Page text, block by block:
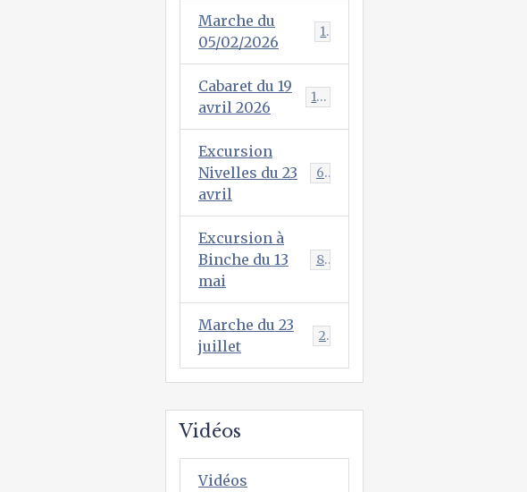
Marche du
05/02/2026
1
Cabaret du 19
avril 2026
146
Excursion
Nivelles du 23
avril
68
Excursion à
Binche du 13
mai
89
Marche du 23
juillet
2
Vidéos
Vidéos